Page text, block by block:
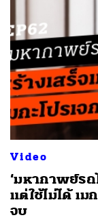
Video
‘มหากาพย์ร
แต่ใช้ไม่ได้ เ
จบ
ค้นหา